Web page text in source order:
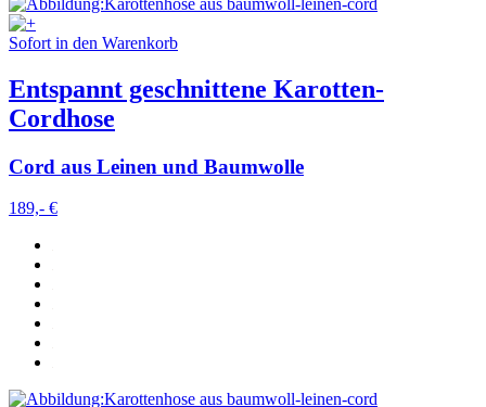
Sofort in den Warenkorb
Entspannt geschnittene Karotten-
Cordhose
Cord aus Leinen und Baumwolle
189,- €